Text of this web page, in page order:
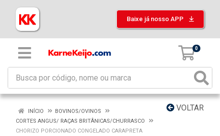
Baixe já nosso APP
0
VOLTAR
INÍCIO
BOVINOS/OVINOS
CORTES ANGUS/ RAÇAS BRITÂNICAS/CHURRASCO
CHORIZO PORCIONADO CONGELADO CARAPRETA